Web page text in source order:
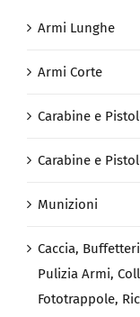
Armi Lunghe
Armi Corte
Carabine e
Carabine e
Munizioni
Caccia,
Pulizia Armi,
Fototrappole,